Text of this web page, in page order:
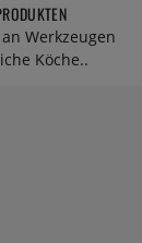
Werkzeugen
Köche..